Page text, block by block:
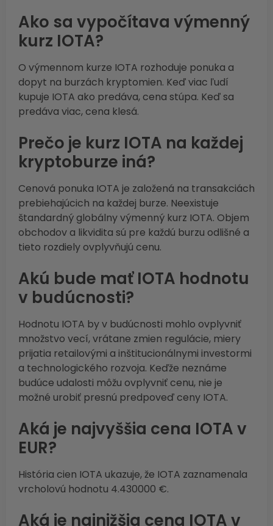
Ako sa vypočítava výmenný
kurz IOTA?
O výmennom kurze IOTA rozhoduje ponuka a
dopyt na burzách kryptomien. Keď viac ľudí
kupuje IOTA ako predáva, cena stúpa. Keď sa
predáva viac, cena klesá.
Prečo je kurz IOTA na každej
kryptoburze iná?
Cenová ponuka IOTA je založená na transakciách
prebiehajúcich na každej burze. Neexistuje
štandardný globálny výmenný kurz IOTA. Objem
obchodov a likvidita sú pre každú burzu odlišné a
tieto rozdiely ovplyvňujú cenu.
Akú bude mať IOTA hodnotu
v budúcnosti?
Hodnotu IOTA by v budúcnosti mohlo ovplyvniť
množstvo vecí, vrátane zmien regulácie, miery
prijatia retailovými a inštitucionálnymi investormi
a technologického rozvoja. Keďže neznáme
budúce udalosti môžu ovplyvniť cenu, nie je
možné urobiť presnú predpoveď ceny IOTA.
Aká je najvyššia cena IOTA v
EUR?
História cien IOTA ukazuje, že IOTA zaznamenala
vrcholovú hodnotu 4.430000 €.
Aká je najnižšia cena IOTA v